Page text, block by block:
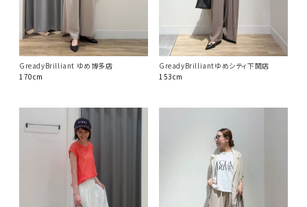
GreadyBrilliant ゆめ博多店
170cm
GreadyBrilliantゆめシティ下関店
153cm